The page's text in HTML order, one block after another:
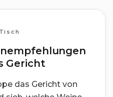
Gericht
das Gericht von